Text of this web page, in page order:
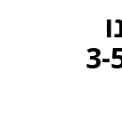
את השוק ב-3-5